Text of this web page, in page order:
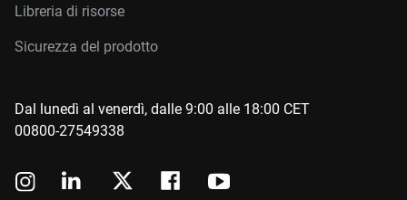
Libreria di risorse
Sicurezza del prodotto
Dal lunedì al venerdì, dalle 9:00 alle 18:00 CET
00800-27549338